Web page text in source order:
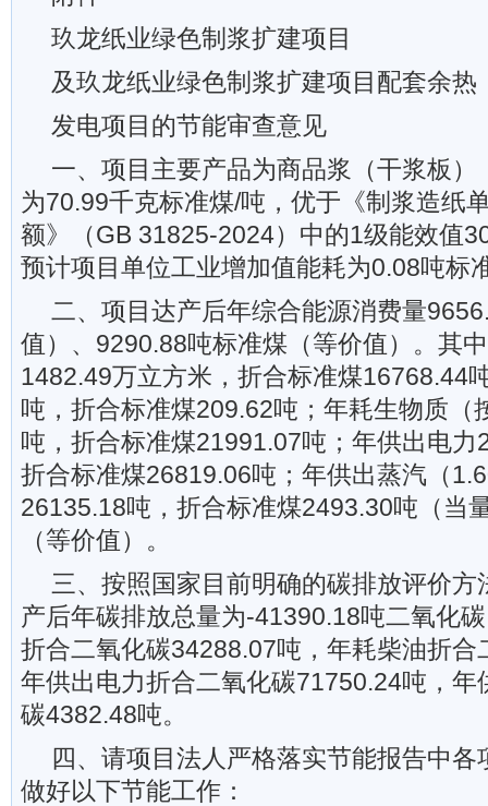
玖龙纸业绿色制浆扩建项目
及玖龙纸业绿色制浆扩建项目配套余热
发电项目的节能审查意见
一、项目主要产品为商品浆（干浆板）
为70.99千克标准煤/吨，优于《制浆造纸
额》（GB 31825-2024）中的1级能效值
预计项目单位工业增加值能耗为0.08吨标
二、项目达产后年综合能源消费量
值）、9290.88吨标准煤（等价值）。其
1482.49万立方米，折合标准煤16768.44
吨，折合标准煤209.62吨；年耗生物质（
吨，折合标准煤21991.07吨；年供出电
折合标准煤26819.06吨；年供出蒸汽（
26135.18吨，折合标准煤2493.30吨（当
（等价值）。
三、按照国家目前明确的碳排放评价
产后年碳排放总量为-41390.18吨二氧化
折合二氧化碳34288.07吨，年耗柴油折合
年供出电力折合二氧化碳71750.24吨，年
碳4382.48吨。
四、请项目法人严格落实节能报告中
做好以下节能工作：